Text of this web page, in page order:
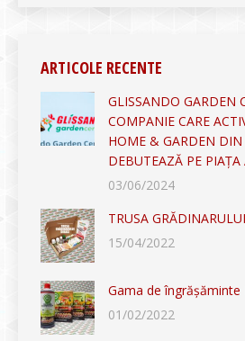
ARTICOLE RECENTE
GLISSANDO GARDEN
COMPANIE CARE
HOME & GARDEN
DEBUTEAZĂ PE PIAȚA
03/06/2024
TRUSA
15/04/2022
Gama de îngrășăminte
01/02/2022